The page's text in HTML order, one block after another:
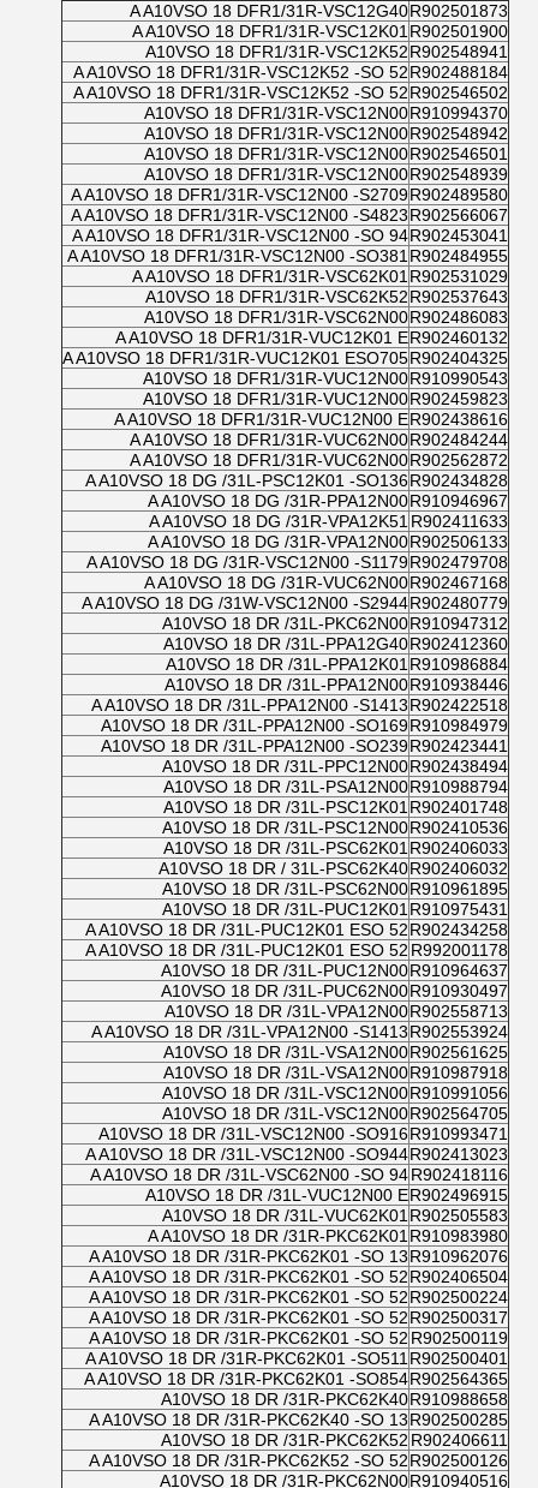
R902501873
A A10VSO 18 DFR1/31R-VSC12G40
R902501900
A A10VSO 18 DFR1/31R-VSC12K01
R902548941
A10VSO 18 DFR1/31R-VSC12K52
R902488184
A A10VSO 18 DFR1/31R-VSC12K52 -SO 52
R902546502
A A10VSO 18 DFR1/31R-VSC12K52 -SO 52
R910994370
A10VSO 18 DFR1/31R-VSC12N00
R902548942
A10VSO 18 DFR1/31R-VSC12N00
R902546501
A10VSO 18 DFR1/31R-VSC12N00
R902548939
A10VSO 18 DFR1/31R-VSC12N00
R902489580
A A10VSO 18 DFR1/31R-VSC12N00 -S2709
R902566067
A A10VSO 18 DFR1/31R-VSC12N00 -S4823
R902453041
A A10VSO 18 DFR1/31R-VSC12N00 -SO 94
R902484955
A A10VSO 18 DFR1/31R-VSC12N00 -SO381
R902531029
A A10VSO 18 DFR1/31R-VSC62K01
R902537643
A10VSO 18 DFR1/31R-VSC62K52
R902486083
A10VSO 18 DFR1/31R-VSC62N00
R902460132
A A10VSO 18 DFR1/31R-VUC12K01 E
R902404325
A A10VSO 18 DFR1/31R-VUC12K01 ESO705
R910990543
A10VSO 18 DFR1/31R-VUC12N00
R902459823
A10VSO 18 DFR1/31R-VUC12N00
R902438616
A A10VSO 18 DFR1/31R-VUC12N00 E
R902484244
A A10VSO 18 DFR1/31R-VUC62N00
R902562872
A A10VSO 18 DFR1/31R-VUC62N00
R902434828
A A10VSO 18 DG /31L-PSC12K01 -SO136
R910946967
A A10VSO 18 DG /31R-PPA12N00
R902411633
A A10VSO 18 DG /31R-VPA12K51
R902506133
A A10VSO 18 DG /31R-VPA12N00
R902479708
A A10VSO 18 DG /31R-VSC12N00 -S1179
R902467168
A A10VSO 18 DG /31R-VUC62N00
R902480779
A A10VSO 18 DG /31W-VSC12N00 -S2944
R910947312
A10VSO 18 DR /31L-PKC62N00
R902412360
A10VSO 18 DR /31L-PPA12G40
R910986884
A10VSO 18 DR /31L-PPA12K01
R910938446
A10VSO 18 DR /31L-PPA12N00
R902422518
A A10VSO 18 DR /31L-PPA12N00 -S1413
R910984979
A10VSO 18 DR /31L-PPA12N00 -SO169
R902423441
A10VSO 18 DR /31L-PPA12N00 -SO239
R902438494
A10VSO 18 DR /31L-PPC12N00
R910988794
A10VSO 18 DR /31L-PSA12N00
R902401748
A10VSO 18 DR /31L-PSC12K01
R902410536
A10VSO 18 DR /31L-PSC12N00
R902406033
A10VSO 18 DR /31L-PSC62K01
R902406032
A10VSO 18 DR / 31L-PSC62K40
R910961895
A10VSO 18 DR /31L-PSC62N00
R910975431
A10VSO 18 DR /31L-PUC12K01
R902434258
A A10VSO 18 DR /31L-PUC12K01 ESO 52
R992001178
A A10VSO 18 DR /31L-PUC12K01 ESO 52
R910964637
A10VSO 18 DR /31L-PUC12N00
R910930497
A10VSO 18 DR /31L-PUC62N00
R902558713
A10VSO 18 DR /31L-VPA12N00
R902553924
A A10VSO 18 DR /31L-VPA12N00 -S1413
R902561625
A10VSO 18 DR /31L-VSA12N00
R910987918
A10VSO 18 DR /31L-VSA12N00
R910991056
A10VSO 18 DR /31L-VSC12N00
R902564705
A10VSO 18 DR /31L-VSC12N00
R910993471
A10VSO 18 DR /31L-VSC12N00 -SO916
R902413023
A A10VSO 18 DR /31L-VSC12N00 -SO944
R902418116
A A10VSO 18 DR /31L-VSC62N00 -SO 94
R902496915
A10VSO 18 DR /31L-VUC12N00 E
R902505583
A10VSO 18 DR /31L-VUC62K01
R910983980
A A10VSO 18 DR /31R-PKC62K01
R910962076
A A10VSO 18 DR /31R-PKC62K01 -SO 13
R902406504
A A10VSO 18 DR /31R-PKC62K01 -SO 52
R902500224
A A10VSO 18 DR /31R-PKC62K01 -SO 52
R902500317
A A10VSO 18 DR /31R-PKC62K01 -SO 52
R902500119
A A10VSO 18 DR /31R-PKC62K01 -SO 52
R902500401
A A10VSO 18 DR /31R-PKC62K01 -SO511
R902564365
A A10VSO 18 DR /31R-PKC62K01 -SO854
R910988658
A10VSO 18 DR /31R-PKC62K40
R902500285
A A10VSO 18 DR /31R-PKC62K40 -SO 13
R902406611
A10VSO 18 DR /31R-PKC62K52
R902500126
A A10VSO 18 DR /31R-PKC62K52 -SO 52
R910940516
A10VSO 18 DR /31R-PKC62N00